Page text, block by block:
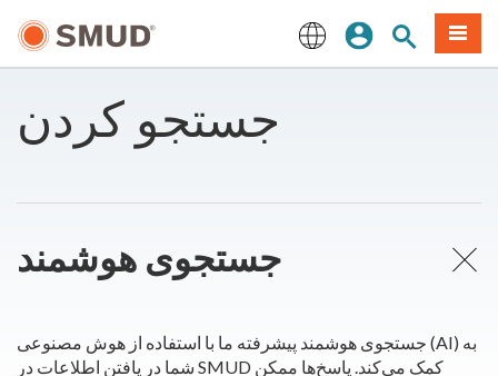
English
ورودسایتمنو
جستجو کردن
جستجوی هوشمند
جستجوی هوشمند پیشرفته ما با استفاده از هوش مصنوعی (AI) به
شما در یافتن اطلاعات در SMUD کمک می‌کند. پاسخ‌ها ممکن